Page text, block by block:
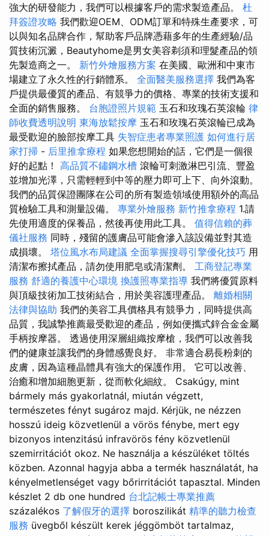
強大的研發能力，我們可以根據客戶的需求製造產品。 杜
拜簽證攻略 我們歡迎OEM、ODM訂單和特殊生產要求，可
以與知名品牌合作，幫助客戶品牌憑藉多年的生產經驗/品
質技術沉澱，Beautyhome是男女美容剃須和理髮產品的領
先製造商之一。 新竹外燴服務方案 在美國、歐洲和中東市
場建立了永久性的行銷體系。 全面醫美服務選擇 我們為客
戶提供最優質的產品、有競爭力的價格、專業的技術支援和
全面的銷售服務。 台胞證照片規範 玉石和玫瑰石英滾輪 律
師收費透明說明 東海放鬆按摩 玉石和玫瑰石英滾輪已成為
最受歡迎的臉部按摩工具 失智症患者專業照護 如何進行居
家打掃 - 后里推拿療程 如果您想開始的話，它們是一個很
好的起點！ 高品質不鏽鋼水槽 滾輪可刺激淋巴引流、豐盈
並增加光澤，只需輕輕到中等的壓力即可上下、向外滾動。
我們的品質保證團隊在公司的所有製造領域使用額外的高品
質檢驗工具和測量設備。 專業外燴服務 新竹推拿療程 1.請
先使用適度的保養品，然後再使用此工具。 值得信賴的葬
儀社服務 同時，殘留的護膚品可能會滲入該設備並對其造
成損壞。 塔位風水布局建議 全面掌握搜尋引擎優化技巧 用
清潔布擦拭產品，請勿使用肥皂或清潔劑。 工商登記專業
服務 舒適的養護中心環境 換護照專業指導 我們將優質原料
與頂級技術加工技術結合，用於美容護理產品。 離婚相關
法律與協助 我們的美容工具價格具有競爭力，同時提供高
品質，我誠摯推薦最受歡迎的產品，例如便攜式鋅合金金屬
手柄按摩器。 透過使用深層組織按摩槍，我們可以改善我
們的健康並讓我們的身體感覺良好。 非常適合易長粉刺的
皮膚，因為這種晶體具有強大的保護作用。 它可以改善、
治癒和增加細胞更新，從而軟化細紋。 Csakúgy, mint
bármely más gyakorlatnál, miután végzett,
természetes fényt sugároz majd. Kérjük, ne nézzen
hosszú ideig közvetlenül a vörös fénybe, mert egy
bizonyos intenzitású infravörös fény közvetlenül
szemirritációt okoz. Ne használja a készüléket töltés
közben. Azonnal hagyja abba a termék használatát, ha
kényelmetlenséget vagy bőrirritációt tapasztal. Minden
készlet 2 db one hundred 台北記帳士專業推薦
százalékos 了解假牙的選擇 boroszilikát 精準的聽力檢查
服務 üvegből készült kerek jéggömböt tartalmaz,